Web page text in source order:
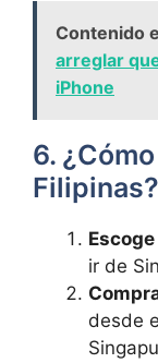
Contenido
arreglar
iPhone
6.
Filipinas?
ir de
desde